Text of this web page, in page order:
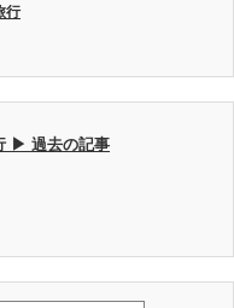
行
▶ 過去の記事